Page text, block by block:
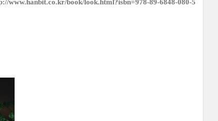
www.hanbit.co.kr/book/look.html?isbn=978-89-6848-080-5